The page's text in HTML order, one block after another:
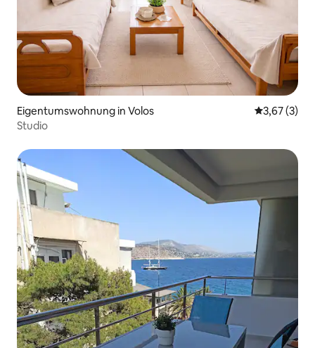
Eigentumswohnung in Volos
3,67 (3)
Studio